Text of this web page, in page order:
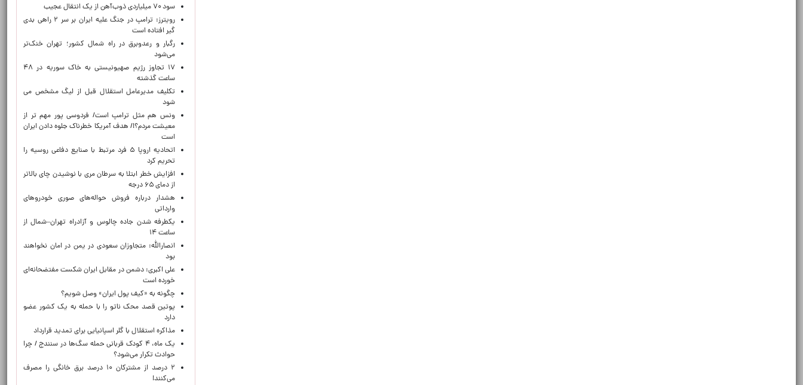
سود ۷۰ میلیاردی ذوب‌آهن از یک انتقال عجیب
رویترز: ترامپ در جنگ علیه ایران بر سر ۲ راهی بدی
گیر افتاده است
رگبار و رعدوبرق در راه شمال کشور؛ تهران خنک‌تر
می‌شود
۱۷ تجاوز رژیم صهیونیستی به خاک سوریه در ۴۸
ساعت گذشته
تکلیف مدیرعامل استقلال قبل از لیگ مشخص می
شود
ونس هم مثل ترامپ است/ فردوسی پور مهم تر از
معیشت مردم؟!/ هدف آمریکا خطرناک جلوه دادن ایران
است
اتحادیه اروپا ۵ فرد مرتبط با صنایع دفاعی روسیه را
تحریم کرد
افزایش خطر ابتلا به سرطان مری با نوشیدن چای بالاتر
از دمای ۶۵ درجه
هشدار درباره فروش حواله‌های صوری خودروهای
وارداتی
یکطرفه شدن جاده چالوس و آزادراه تهران–شمال از
ساعت ۱۴
انصارالله: متجاوزان سعودی در یمن در امان نخواهند
بود
علی اکبری: دشمن در مقابل ایران شکست مفتضحانه‌ای
خورده است
چگونه به «کیف پول ایران» وصل شویم؟
پوتین قصد محک ناتو را با حمله به یک کشور عضو
دارد
مذاکره استقلال با گلر اسپانیایی برای تمدید قرارداد
یک ماه، ۴ کودک قربانی حمله سگ‌ها در سنندج / چرا
حوادث تکرار می‌شود؟
۲ درصد از مشترکان ۱۰ درصد برق خانگی را مصرف
می‌کنند!